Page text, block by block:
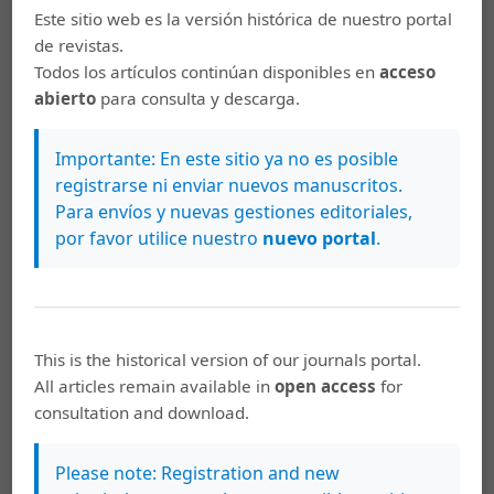
transparencia activa? Recuperado de
transparencia-activa/consejo/2012-12-19/230022.html
Contreras Sierra, E. (2013). El concepto de estrategia
como fundamento de la planeación estratégica.
Pensamiento y Gestión, (35), 154-181.
Cruz-Rubio, N. (2014). Hacia el Gobierno Abierto: Una
caja de herramientas. Washington, Estados Unidos:
Organización de los Estados Americanos.
http://www.ine.mx/docs/IFE-v2/CDD/CDD-
estructura/DOCS/estudiovalorpublicoenelIFE.pdf
Instituto Latinoamericano y del Caribe de Planificación
Económica y Social. (2016). La Estrategia Digital en la Era
del Gobierno Abierto. Curso “Gobierno Digital en la Era
Este sitio web es la versión histórica de nuestro portal
de revistas.
Todos los artículos continúan disponibles enacceso
abierto para consulta y descarga.
Importante: En este sitio ya no es posible
registrarse ni enviar nuevos manuscritos.
Para envíos y nuevas gestiones editoriales,
por favor utilice nuestro nuevo portal.
This is the historical version of our journals portal.
All articles remain available inopen access for
consultation and download.
Please note: Registration and new